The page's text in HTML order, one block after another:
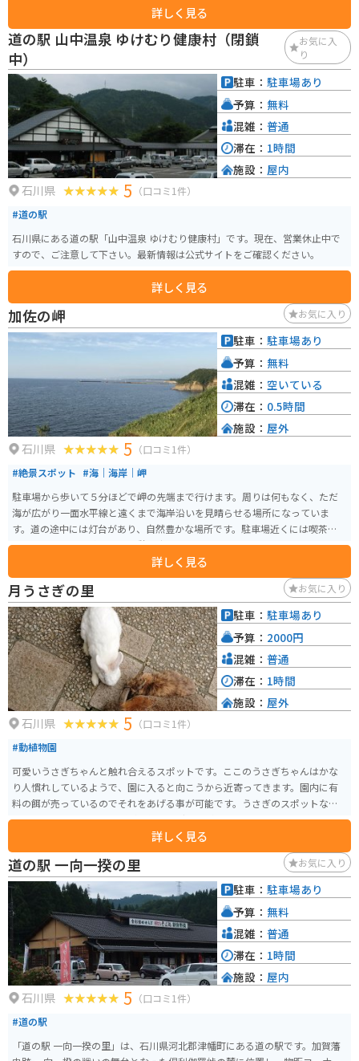
ため、バイクでツーリングを楽しみながら自然を感じることができるスポッ
トです。山道を下ると雰囲気の良いパン屋やカフェもあるのでそれも楽しみ
の一つです。
詳しく見る
道の駅 山中温泉 ゆけむり健康村（閉鎖
中）
お気に入
り
石川県 5 （口コミ1件）
#道の駅
石川県にある道の駅「山中温泉 ゆけむり健康村」です。現在、営業休止中で
すので、ご注意して下さい。最新情報は公式サイトをご確認ください。
詳しく見る
駐車： 駐車場あり
予算： 無料
混雑： 普通
滞在： 1時間
施設： 屋内
加佐の岬 お気に入り
石川県 5 （口コミ1件）
#絶景スポット #海｜海岸｜岬
駐車場から歩いて５分ほどで岬の先端まで行けます。周りは何もなく、ただ
海が広がり一面水平線と遠くまで海岸沿いを見晴らせる場所になっていま
す。道の途中には灯台があり、自然豊かな場所です。駐車場近くには喫茶店が
あるので、お茶を飲んだり休憩も出来ます。
詳しく見る
駐車： 駐車場あり
予算： 無料
混雑： 空いている
滞在： 0.5時間
施設： 屋外
月うさぎの里 お気に入り
石川県 5 （口コミ1件）
#動植物園
可愛いうさぎちゃんと触れ合えるスポットです。ここのうさぎちゃんはかな
り人慣れしているようで、園に入ると向こうから近寄ってきます。園内に有
料の餌が売っているのでそれをあげる事が可能です。うさぎのスポットなだ
けあり、土産物にはうさぎが関係したグッズが多いです。またうさぎだけな
く実は亀もいます。ただ亀は近寄ってはこないです。
詳しく見る
駐車： 駐車場あり
予算： 2000円
混雑： 普通
滞在： 1時間
施設： 屋外
道の駅 一向一揆の里 お気に入り
石川県 5 （口コミ1件）
#道の駅
「道の駅 一向一揆の里」は、石川県河北郡津幡町にある道の駅です。加賀藩
駐車： 駐車場あり
予算： 無料
混雑： 普通
滞在： 1時間
施設： 屋内